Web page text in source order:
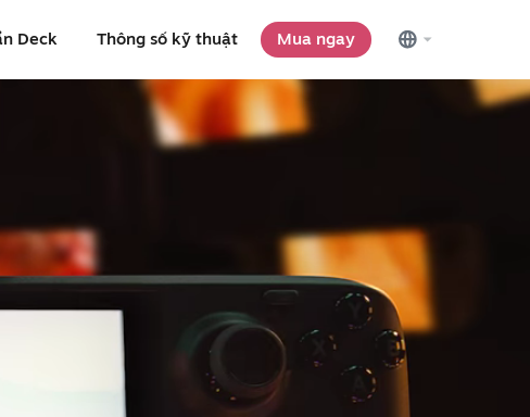
Deck Thông số kỹ thuật Mua ngay